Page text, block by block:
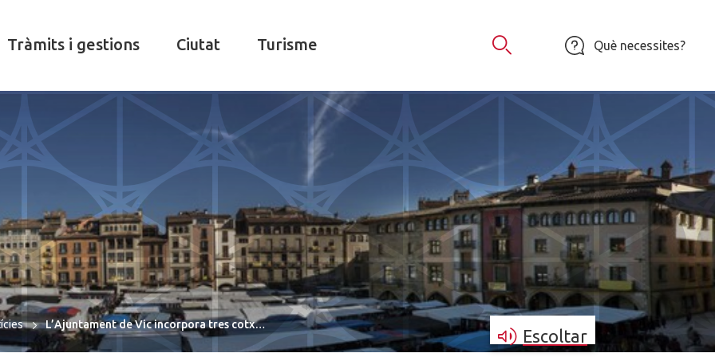
Obrir Cercador
Què necessites?
Tràmits i gestions Ciutat Turisme
Escoltar
L’Ajuntament de Vic incorpora tres cotx…